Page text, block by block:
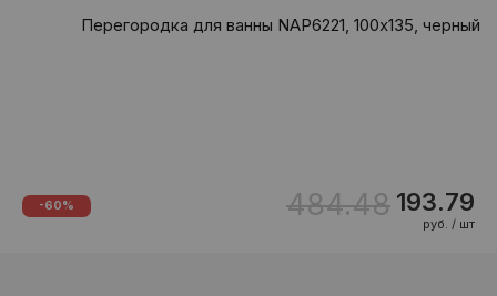
Перегородка для ванны NAP6221, 100х135, черный
-60% 484.48 193.79
руб. / шт